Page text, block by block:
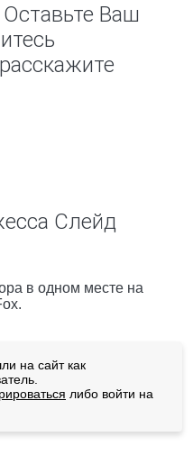
Ваш
Слейд
в одном месте на
на сайт как
либо войти на